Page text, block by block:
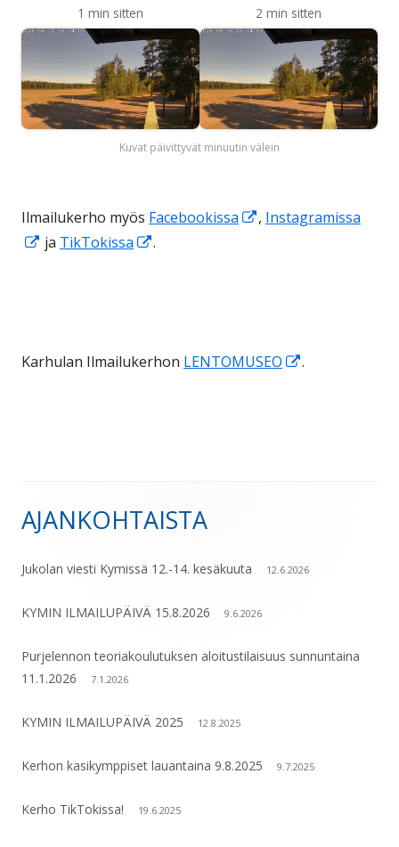
1 min sitten 2 min sitten
Kuvat päivittyvät minuutin välein
Ilmailukerho myös Facebookissa
Avautuu
, Instagramissa
Avautuu
ja TikTokissa
Avautuu
.
Karhulan Ilmailukerhon LENTOMUSEO
Avautuu
.
Sivupalkki
AJANKOHTAISTA
Jukolan viesti Kymissä 12.-14. kesäkuuta 12.6.2026
KYMIN ILMAILUPÄIVÄ 15.8.2026 9.6.2026
Purjelennon teoriakoulutuksen aloitustilaisuus sunnuntaina
11.1.2026
7.1.2026
KYMIN ILMAILUPÄIVÄ 2025 12.8.2025
Kerhon kasikymppiset lauantaina 9.8.2025 9.7.2025
Kerho TikTokissa! 19.6.2025